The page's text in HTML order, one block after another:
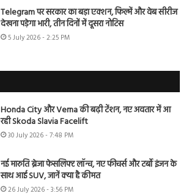
Telegram पर सरकार का बड़ा एक्शन, फिल्में और वेब सीरीज
देखना पड़ेगा भारी, तीन दिनों में दूसरा नोटिस
5 July 2026 - 2:25 PM
Honda City और Verna की बढ़ी टेंशन, नए अवतार में आ
रही Skoda Slavia Facelift
30 July 2026 - 7:48 PM
नई मारुति ब्रेजा फेसलिफ्ट लॉन्च, नए फीचर्स और टर्बो इंजन के
साथ आई SUV, जानें क्या है कीमत
26 July 2026 - 3:56 PM